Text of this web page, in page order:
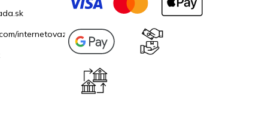
internetovazahrada.sk/